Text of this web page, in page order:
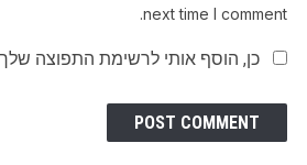
next time I comment.
כן, הוסף אותי לרשימת התפוצה שלך